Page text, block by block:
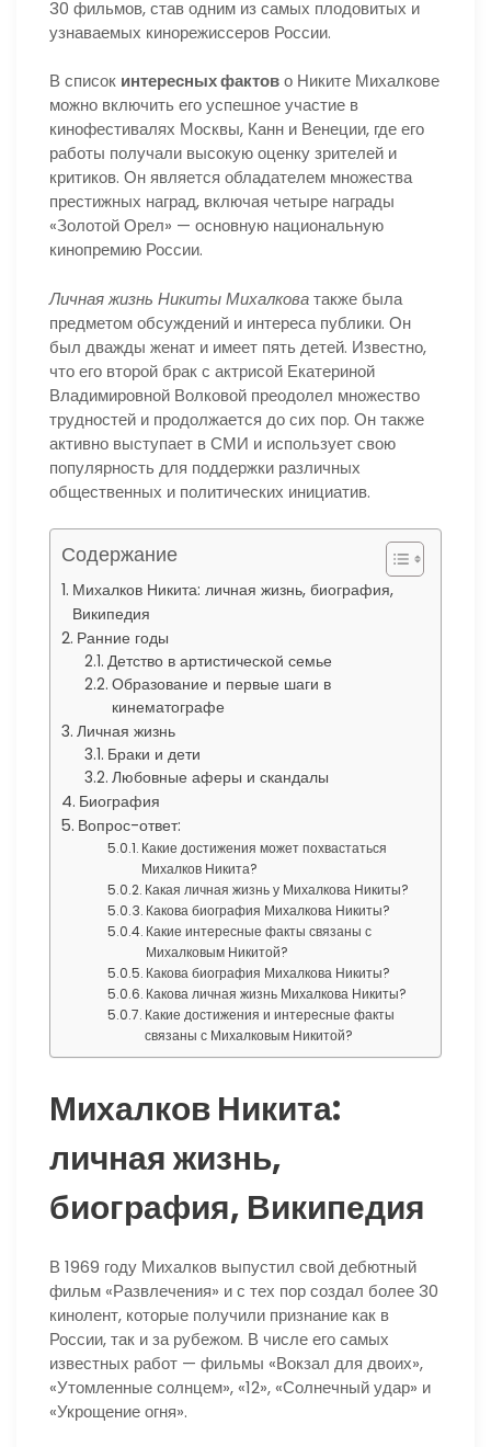
30 фильмов, став одним из самых плодовитых и
узнаваемых кинорежиссеров России.
В список интересных фактово Никите Михалкове
можно включить его успешное участие в
кинофестивалях Москвы, Канн и Венеции, где его
работы получали высокую оценку зрителей и
критиков. Он является обладателем множества
престижных наград, включая четыре награды
«Золотой Орел» — основную национальную
кинопремию России.
Личная жизнь Никиты Михалковатакже была
предметом обсуждений и интереса публики. Он
был дважды женат и имеет пять детей. Известно,
что его второй брак с актрисой Екатериной
Владимировной Волковой преодолел множество
трудностей и продолжается до сих пор. Он также
активно выступает в СМИ и использует свою
популярность для поддержки различных
общественных и политических инициатив.
Содержание
Михалков Никита: личная жизнь, биография,
Википедия
Ранние годы
Детство в артистической семье
Образование и первые шаги в
кинематографе
Личная жизнь
Браки и дети
Любовные аферы и скандалы
Биография
Вопрос-ответ:
Какие достижения может похвастаться
Михалков Никита?
Какая личная жизнь у Михалкова Никиты?
Какова биография Михалкова Никиты?
Какие интересные факты связаны с
Михалковым Никитой?
Какова биография Михалкова Никиты?
Какова личная жизнь Михалкова Никиты?
Какие достижения и интересные факты
связаны с Михалковым Никитой?
Михалков Никита:
личная жизнь,
биография, Википедия
В 1969 году Михалков выпустил свой дебютный
фильм «Развлечения» и с тех пор создал более 30
кинолент, которые получили признание как в
России, так и за рубежом. В числе его самых
известных работ — фильмы «Вокзал для двоих»,
«Утомленные солнцем», «12», «Солнечный удар» и
«Укрощение огня».